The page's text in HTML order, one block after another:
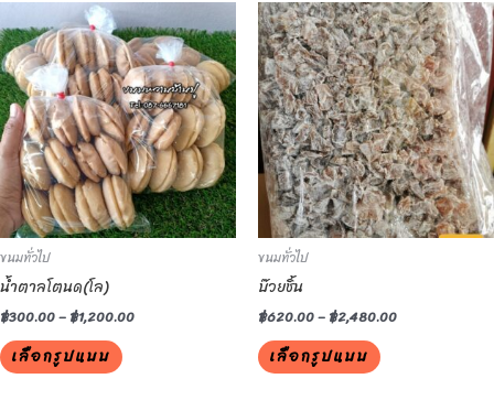
ขนมทั่วไป
น้ำตาลโตนด(โล)
฿300.00–฿1,200.00
เลือกรูปแบบ
This
product
has
multiple
variants.
The
options
may
be
the
product
page
ขนมทั่วไป
บ๊วยชิ้น
฿620.00–฿2,480.00
เลือกรูปแบบ
This
product
has
multiple
variants.
The
options
may
be
the
product
page